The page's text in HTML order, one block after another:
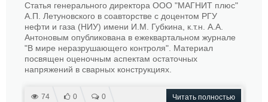
Статья генерального директора ООО "МАГНИТ плюс"
А.П. Летуновского в соавторстве с доцентом РГУ
нефти и газа (НИУ) имени И.М. Губкина, к.т.н. А.А.
Антоновым опубликована в ежеквартальном журнале
"В мире неразрушающего контроля". Материал
посвящен оценочным аспектам остаточных
напряжений в сварных конструкциях.
74 0 0 Читать полностью